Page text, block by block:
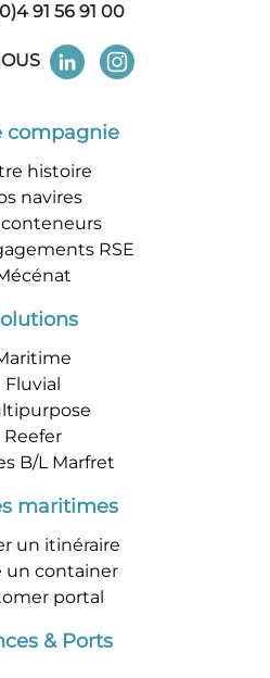
91 56 91 00
compagnie
histoire
navires
conteneurs
RSE
Fluvial
Reefer
B/L Marfret
maritimes
un itinéraire
un container
portal
& Ports